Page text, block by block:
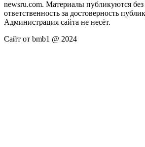
newsru.com. Материалы публикуются
ответственность за достоверность
Администрация сайта не несёт.
Сайт от bmb1 @ 2024